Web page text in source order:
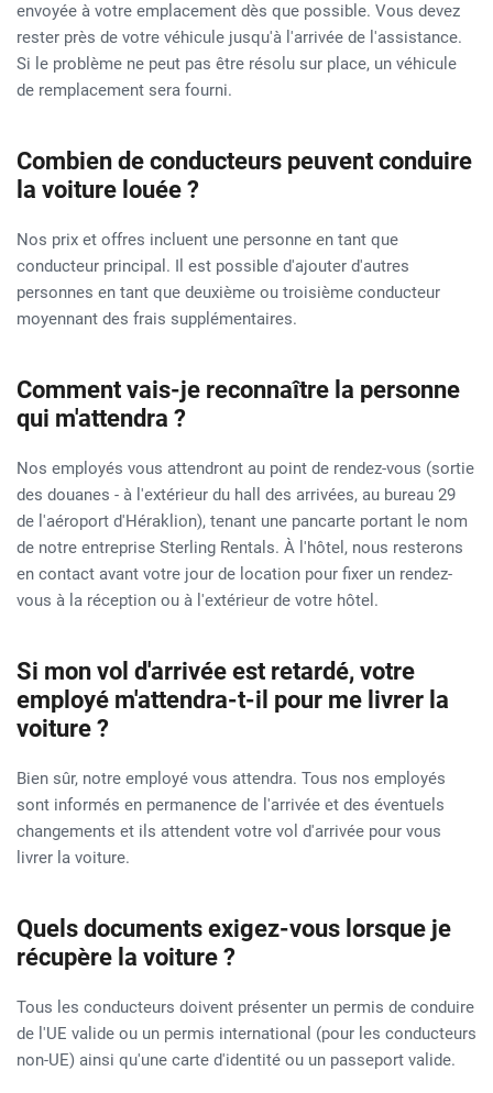
envoyée à votre emplacement dès que possible. Vous devez
rester près de votre véhicule jusqu'à l'arrivée de l'assistance.
Si le problème ne peut pas être résolu sur place, un véhicule
de remplacement sera fourni.
Combien de conducteurs peuvent conduire
la voiture louée ?
Nos prix et offres incluent une personne en tant que
conducteur principal. Il est possible d'ajouter d'autres
personnes en tant que deuxième ou troisième conducteur
moyennant des frais supplémentaires.
Comment vais-je reconnaître la personne
qui m'attendra ?
Nos employés vous attendront au point de rendez-vous (sortie
des douanes - à l'extérieur du hall des arrivées, au bureau 29
de l'aéroport d'Héraklion), tenant une pancarte portant le nom
de notre entreprise Sterling Rentals. À l'hôtel, nous resterons
en contact avant votre jour de location pour fixer un rendez-
vous à la réception ou à l'extérieur de votre hôtel.
Si mon vol d'arrivée est retardé, votre
employé m'attendra-t-il pour me livrer la
voiture ?
Bien sûr, notre employé vous attendra. Tous nos employés
sont informés en permanence de l'arrivée et des éventuels
changements et ils attendent votre vol d'arrivée pour vous
livrer la voiture.
Quels documents exigez-vous lorsque je
récupère la voiture ?
Tous les conducteurs doivent présenter un permis de conduire
de l'UE valide ou un permis international (pour les conducteurs
non-UE) ainsi qu'une carte d'identité ou un passeport valide.